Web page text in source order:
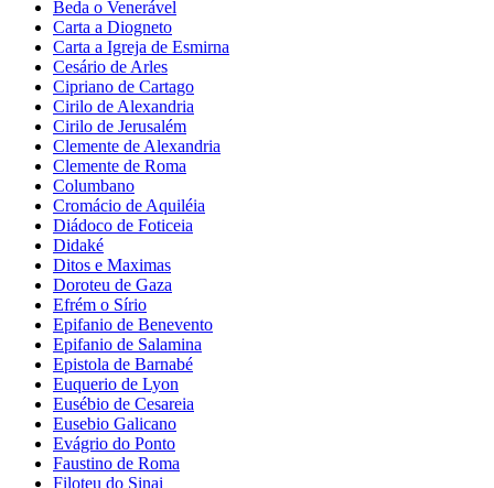
Beda o Venerável
Carta a Diogneto
Carta a Igreja de Esmirna
Cesário de Arles
Cipriano de Cartago
Cirilo de Alexandria
Cirilo de Jerusalém
Clemente de Alexandria
Clemente de Roma
Columbano
Cromácio de Aquiléia
Diádoco de Foticeia
Didaké
Ditos e Maximas
Doroteu de Gaza
Efrém o Sírio
Epifanio de Benevento
Epifanio de Salamina
Epistola de Barnabé
Euquerio de Lyon
Eusébio de Cesareia
Eusebio Galicano
Evágrio do Ponto
Faustino de Roma
Filoteu do Sinai